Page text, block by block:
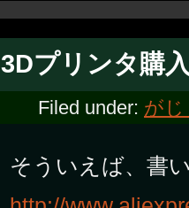
3Dプリンタ購
Filed under: が
そういえば、書